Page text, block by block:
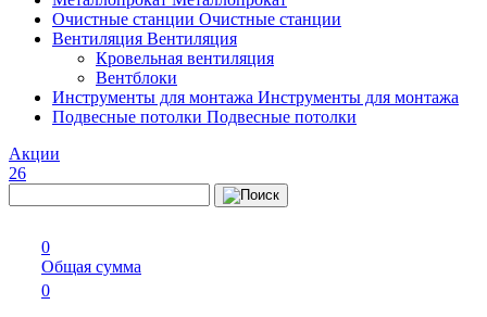
Очистные станции Очистные станции
Вентиляция Вентиляция
Кровельная вентиляция
Вентблоки
Инструменты для монтажа Инструменты для монтажа
Подвесные потолки Подвесные потолки
Акции
26
0
Общая сумма
0